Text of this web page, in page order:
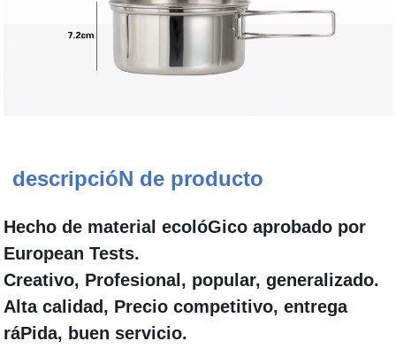
descripcióN de producto
Hecho de material ecolóGico aprobado por
European Tests.
Creativo, Profesional, popular, generalizado.
Alta calidad, Precio competitivo, entrega
ráPida, buen servicio.